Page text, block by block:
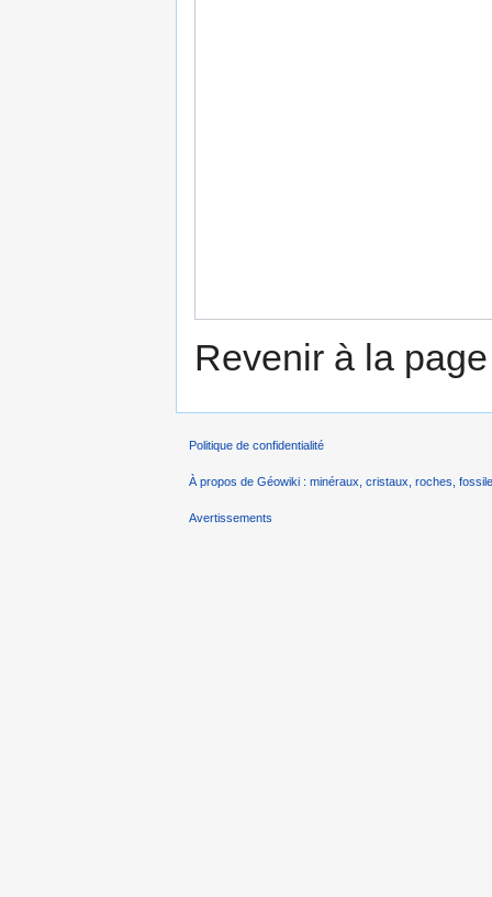
Revenir à la
Politique de confidentialité
À propos de Géowiki : minéraux, cristaux, roches,
Avertissements